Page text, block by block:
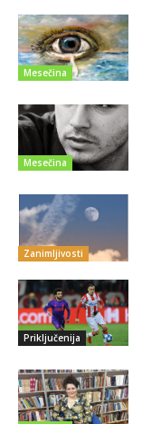
Mesečina
Mesečina
Zanimljivosti
Priključenija